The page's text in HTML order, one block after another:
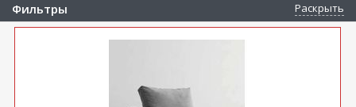
Фильтры Раскрыть